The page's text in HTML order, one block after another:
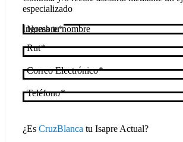
especializado
Nombre
Rut
Correo Electrónico
Teléfono
¿Es CruzBlanca tu Isapre Actual?